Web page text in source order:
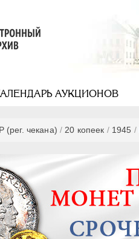
АУКЦИОНОВ
(рег. чекана) / 20 копеек / 1945 /